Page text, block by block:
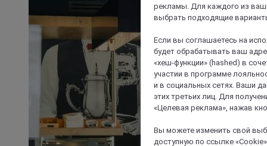
рекламы. Для каждого из
выбрать подходящие
Если вы соглашаетесь на
будет обрабатывать ваш
«хеш-функции» (hashed) в
участии в программе
и в социальных сетях. Ваши
этих третьих лиц. Для
«Целевая реклама», нажав
Вы можете изменить свой
доступную по ссылке